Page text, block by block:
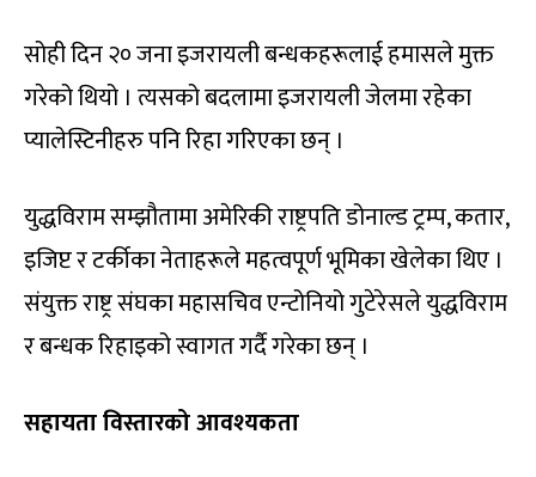
सोही दिन २० जना इजरायली बन्धकहरूलाई हमासले मुक्त
गरेको थियो । त्यसको बदलामा इजरायली जेलमा रहेका
प्यालेस्टिनीहरु पनि रिहा गरिएका छन् ।
युद्धविराम सम्झौतामा अमेरिकी राष्ट्रपति डोनाल्ड ट्रम्प, कतार,
इजिप्ट र टर्कीका नेताहरूले महत्वपूर्ण भूमिका खेलेका थिए ।
संयुक्त राष्ट्र संघका महासचिव एन्टोनियो गुटेरेसले युद्धविराम
र बन्धक रिहाइको स्वागत गर्दै गरेका छन् ।
सहायता विस्तारको आवश्यकता